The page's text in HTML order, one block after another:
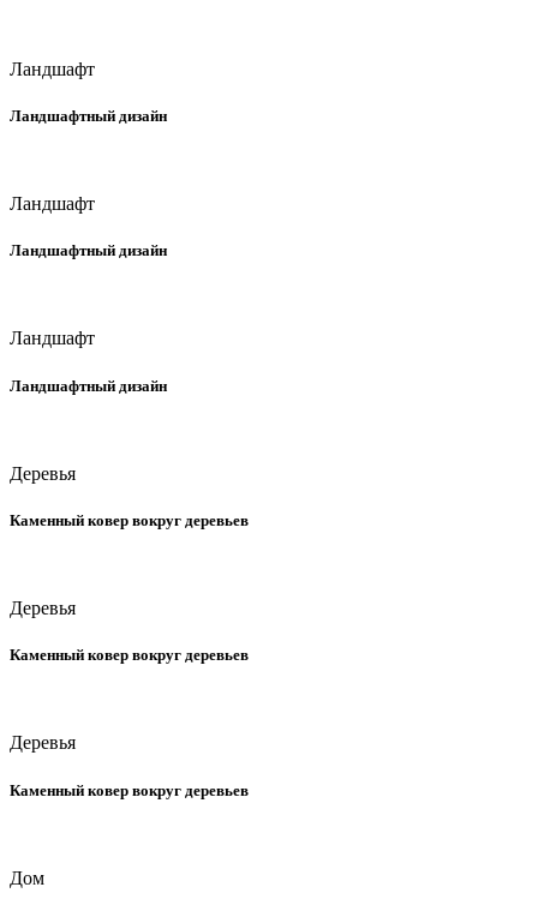
Ландшафт
Ландшафтный дизайн
Ландшафт
Ландшафтный дизайн
Ландшафт
Ландшафтный дизайн
Деревья
Каменный ковер вокруг деревьев
Деревья
Каменный ковер вокруг деревьев
Деревья
Каменный ковер вокруг деревьев
Дом